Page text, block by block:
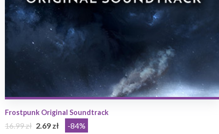
Frostpunk Original Soundtrack
16.99 zł 2.69 zł -84%